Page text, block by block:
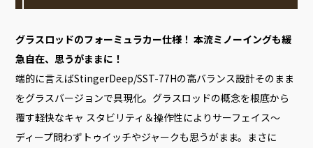
グラスロッドのフォーミュラカー仕様！ 本流ミノーイングも緩
急自在、思うがままに！
端的に言えばStingerDeep/SST-77Hの高バランス設計そのまま
をグラスバージョンで具現化。グラスロッドの概念を根底から
覆す軽快なキャ スタビリティ＆操作性によりサーフェイス～
ディープ問わずトゥイッチやジャークも思うがまま。まさに